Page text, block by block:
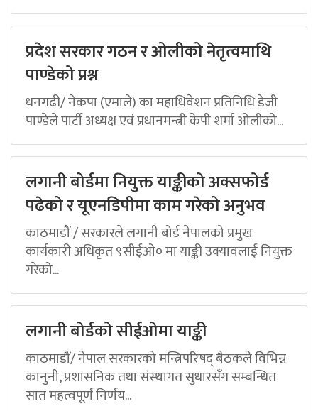
प्रदेश सरकार गठन र ओलीको नेतृत्वमाथि
पाण्डेको प्रश्न
धनगढी/ नेकपा (एमाले) का महाधिवेशन प्रतिनिधि डेजी
पाण्डेले पार्टी अध्यक्ष एवं प्रधानमन्त्री केपी शर्मा ओलीको...
लगानी बोर्डमा नियुक्त याङ्कीको अक्सफोर्ड
पढेको र यूएनडिपीमा काम गरेको अनुभव
काठमाडौं / सरकारले लगानी बोर्ड नेपालको प्रमुख
कार्यकारी अधिकृत ९सीईओ० मा याङ्की उक्यावलाई नियुक्त
गरेको...
लगानी बोर्डको सीईओमा याङ्की
काठमाडौं/ नेपाल सरकारको मन्त्रिपरिषद् बैठकले विभिन्न
कानुनी, प्रशासनिक तथा संस्थागत सुधारसँग सम्बन्धित
सात महत्वपूर्ण निर्णय...